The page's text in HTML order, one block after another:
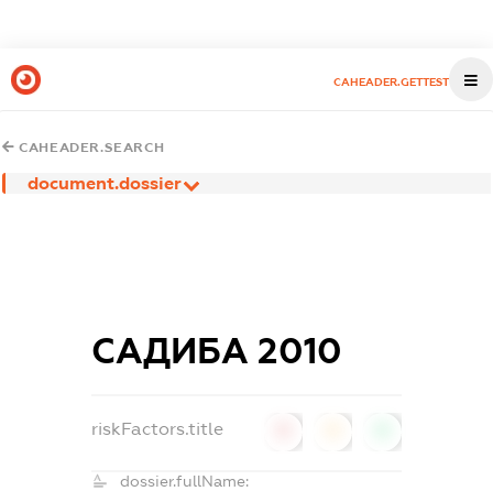
CAHEADER.GETTEST
CAHEADER.SEARCH
document.dossier
САДИБА 2010
riskFactors.title
dossier.fullName: